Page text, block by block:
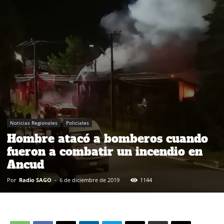
Noticias Regionales Policiales
Hombre atacó a bomberos cuando
fueron a combatir un incendio en
Ancud
Por Radio SAGO - 6 de diciembre de 2019 1144